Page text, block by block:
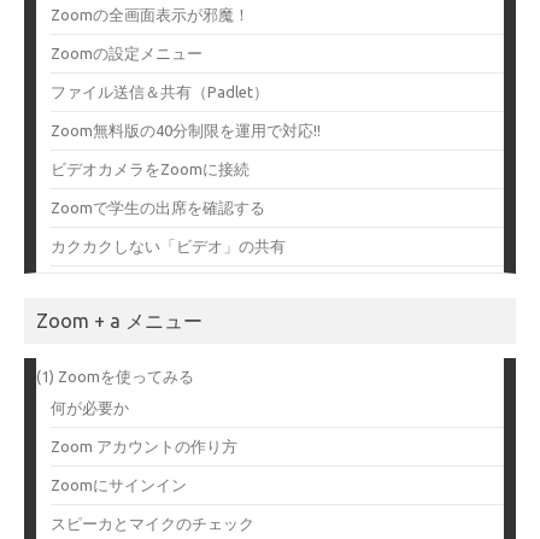
Zoomの全画面表示が邪魔！
Zoomの設定メニュー
ファイル送信＆共有（Padlet）
Zoom無料版の40分制限を運用で対応!!
ビデオカメラをZoomに接続
Zoomで学生の出席を確認する
カクカクしない「ビデオ」の共有
Zoom + a メニュー
(1) Zoomを使ってみる
何が必要か
Zoom アカウントの作り方
Zoomにサインイン
スピーカとマイクのチェック